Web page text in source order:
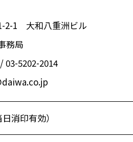
2-1 大和八重洲ビル
務局
03-5202-2014
消印有効）